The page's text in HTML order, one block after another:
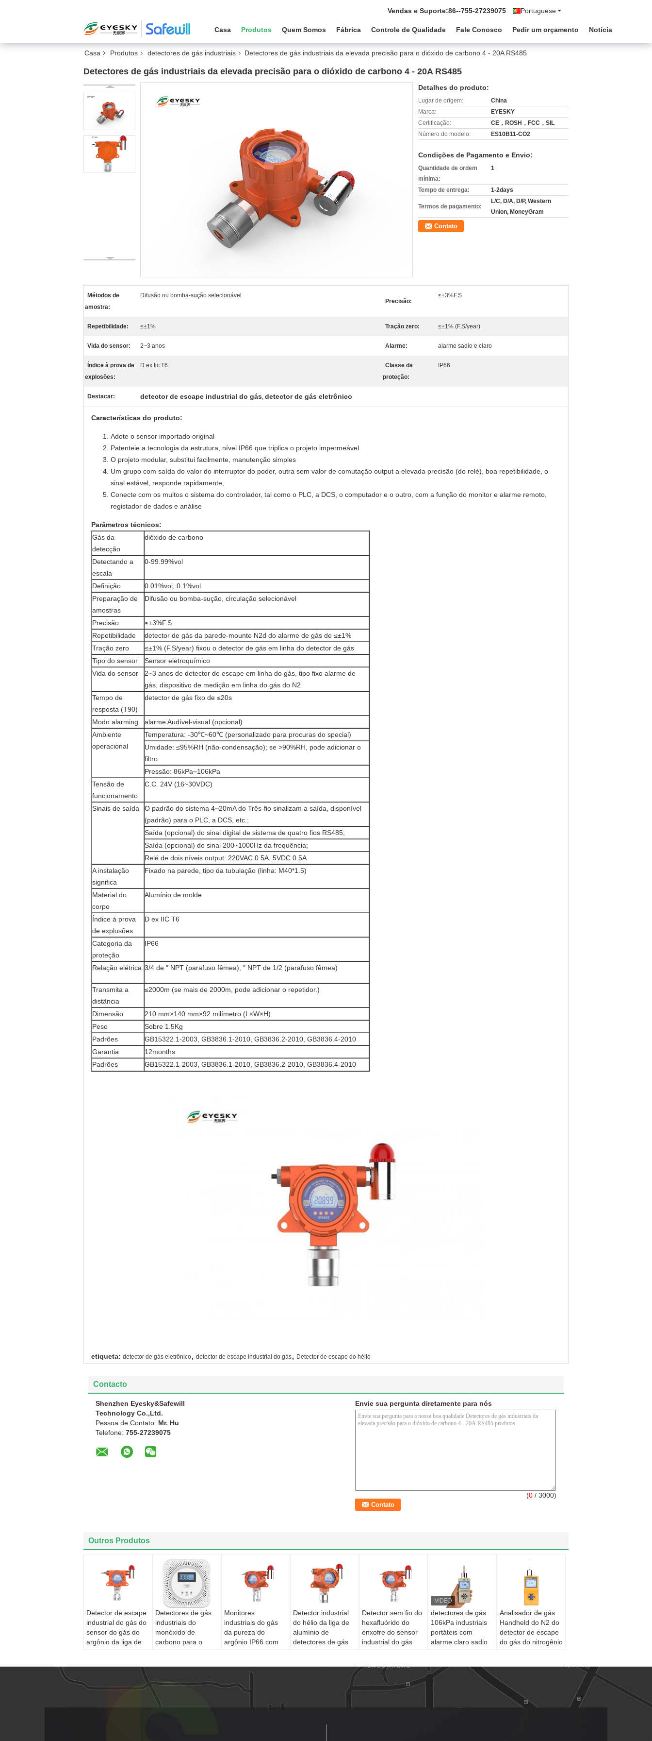
Portuguese
Vendas e Suporte:86--755-27239075
Casa Produtos Quem Somos Fábrica Controle de Qualidade Fale Conosco Pedir um orçamento Notícia
Casa Produtos detectores de gás industriais Detectores de gás industriais da elevada precisão para o dióxido de carbono 4 - 20A RS485
Detectores de gás industriais da elevada precisão para o dióxido de carbono 4 - 20A RS485
Detalhes do produto:
Lugar de origem:
China
Marca:
EYESKY
Certificação:
CE，ROSH，FCC，SIL
Número do modelo:
ES10B11-CO2
Condições de Pagamento e Envio:
Quantidade de ordem
mínima:
1
Tempo de entrega: 1-2days
Termos de pagamento:
L/C, D/A, D/P, Western
Union, MoneyGram
Contato
Métodos de
amostra:
Difusão ou bomba-sução selecionável
Precisão:
≤±3%F.S
Repetibilidade: ≤±1% Tração zero: ≤±1% (F.S/year)
Vida do sensor: 2~3 anos Alarme: alarme sadio e claro
Índice à prova de
explosões:
D ex Iic T6
Classe da
proteção:
IP66
Destacar: detector de escape industrial do gás, detector de gás eletrônico
Características do produto:
Adote o sensor importado original
Patenteie a tecnologia da estrutura, nível IP66 que triplica o projeto impermeável
O projeto modular, substitui facilmente, manutenção simples
Um grupo com saída do valor do interruptor do poder, outra sem valor de comutação output a elevada precisão (do relé), boa repetibilidade, o
sinal estável, responde rapidamente,
Conecte com os muitos o sistema do controlador, tal como o PLC, a DCS, o computador e o outro, com a função do monitor e alarme remoto,
registador de dados e análise
Parâmetros técnicos:
Gás da
detecção
dióxido de carbono
Detectando a
escala
0-99.99%vol
Definição
0.01%vol, 0.1%vol
Preparação de
amostras
Difusão ou bomba-sução, circulação selecionável
Precisão
≤±3%F.S
Repetibilidade
detector de gás da parede-mounte N2d do alarme de gás de ≤±1%
Tração zero
≤±1% (F.S/year) fixou o detector de gás em linha do detector de gás
Tipo do sensor
Sensor eletroquímico
Vida do sensor
2~3 anos de detector de escape em linha do gás, tipo fixo alarme de
gás, dispositivo de medição em linha do gás do N2
Tempo de
resposta (T90)
detector de gás fixo de ≤20s
Modo alarming
alarme Audível-visual (opcional)
Ambiente
operacional
Temperatura: -30℃~60℃ (personalizado para procuras do special)
Umidade: ≤95%RH (não-condensação); se >90%RH, pode adicionar o
filtro
Pressão: 86kPa~106kPa
Tensão de
funcionamento
C.C. 24V (16~30VDC)
Sinais de saída
O padrão do sistema 4~20mA do Três-fio sinalizam a saída, disponível
(padrão) para o PLC, a DCS, etc.;
Saída (opcional) do sinal digital de sistema de quatro fios RS485;
Saída (opcional) do sinal 200~1000Hz da frequência;
Relé de dois níveis output: 220VAC 0.5A, 5VDC 0.5A
A instalação
significa
Fixado na parede, tipo da tubulação (linha: M40*1.5)
Material do
corpo
Alumínio de molde
Índice à prova
de explosões
D ex IIC T6
Categoria da
proteção
IP66
Relação elétrica 3/4 de ″ NPT (parafuso fêmea), ″ NPT de 1/2 (parafuso fêmea)
Transmita a
distância
≤2000m (se mais de 2000m, pode adicionar o repetidor.)
Dimensão
210 mm×140 mm×92 milímetro (L×W×H)
Peso
Sobre 1.5Kg
Padrões
GB15322.1-2003, GB3836.1-2010, GB3836.2-2010, GB3836.4-2010
Garantia
12months
Padrões
GB15322.1-2003, GB3836.1-2010, GB3836.2-2010, GB3836.4-2010
etiqueta: detector de gás eletrônico, detector de escape industrial do gás, Detector de escape do hélio
Contacto
Shenzhen Eyesky&Safewill
Technology Co.,Ltd.
Pessoa de Contato: Mr. Hu
Telefone: 755-27239075
Envie sua pergunta diretamente para nós
(0 / 3000)
Outros Produtos
Detector de escape
industrial do gás do
sensor do gás do
argônio da liga de
Detectores de gás
industriais do
monóxido de
carbono para o
da casa
Monitores
industriais do gás
da pureza do
argônio IP66 com
Detector industrial
do hélio da liga de
alumínio de
detectores de gás
Detector sem fio do
hexafluórido do
enxofre do sensor
industrial do gás
detectores de gás
106kPa industriais
portáteis com
alarme claro sadio
Analisador de gás
Handheld do N2 do
detector de escape
do gás do nitrogênio